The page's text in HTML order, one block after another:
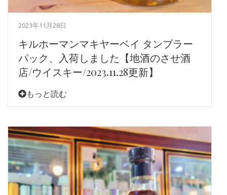
2023年11月28日
キルホーマンマキヤーベイ タンブラー
パック、入荷しました【地酒のさせ酒
店/ウイスキー/2023.11.28更新】
もっと読む